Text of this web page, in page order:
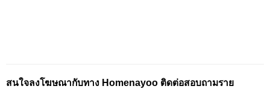
สนใจลงโฆษณากับทาง Homenayoo ติดต่อสอบถามราย